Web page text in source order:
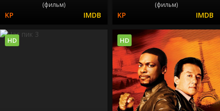
(фильм) (фильм)
HD HD